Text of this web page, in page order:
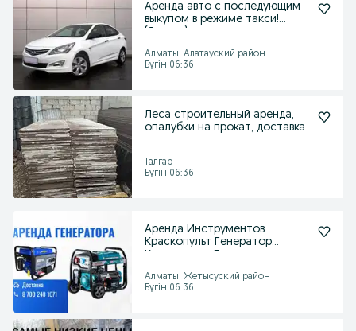
Аренда авто с последующим
выкупом в режиме такси!
Алматы, Алатауский район
Бүгін 06:36
Леса строительный аренда,
опалубки на прокат, доставка
Талгар
Бүгін 06:36
Аренда Инструментов
Краскопульт Генератор
Алматы, Жетысуский район
Бүгін 06:36